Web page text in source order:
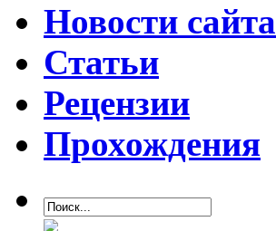
Новости сайта
Статьи
Рецензии
Прохождения